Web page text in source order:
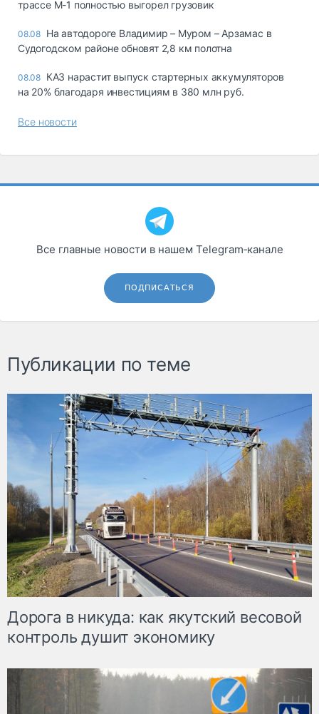
трассе М-1 полностью выгорел грузовик
08.08 На автодороге Владимир – Муром – Арзамас в
Судогодском районе обновят 2,8 км полотна
08.08 КАЗ нарастит выпуск стартерных аккумуляторов
на 20% благодаря инвестициям в 380 млн руб.
Все новости
Все главные новости в нашем Telegram‑канале
ПОДПИСАТЬСЯ
Публикации по теме
Дорога в никуда: как якутский весовой
контроль душит экономику